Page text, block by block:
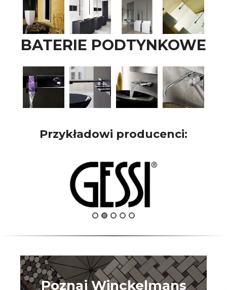
BATERIE PODTYNKOWE
Przykładowi producenci:
Poznaj Winckelmans